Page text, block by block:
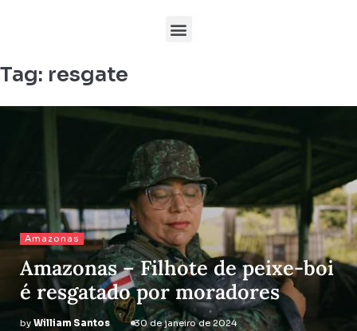
Tag: resgate
Amazonas
Amazonas – Filhote de peixe-boi
é resgatado por moradores
by William Santos 30 de janeiro de 2024